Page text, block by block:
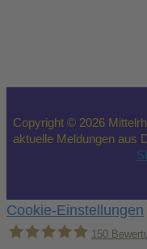
Copyright © 2026
aktuelle Meldungen aus
Cookie-Einstellungen
150